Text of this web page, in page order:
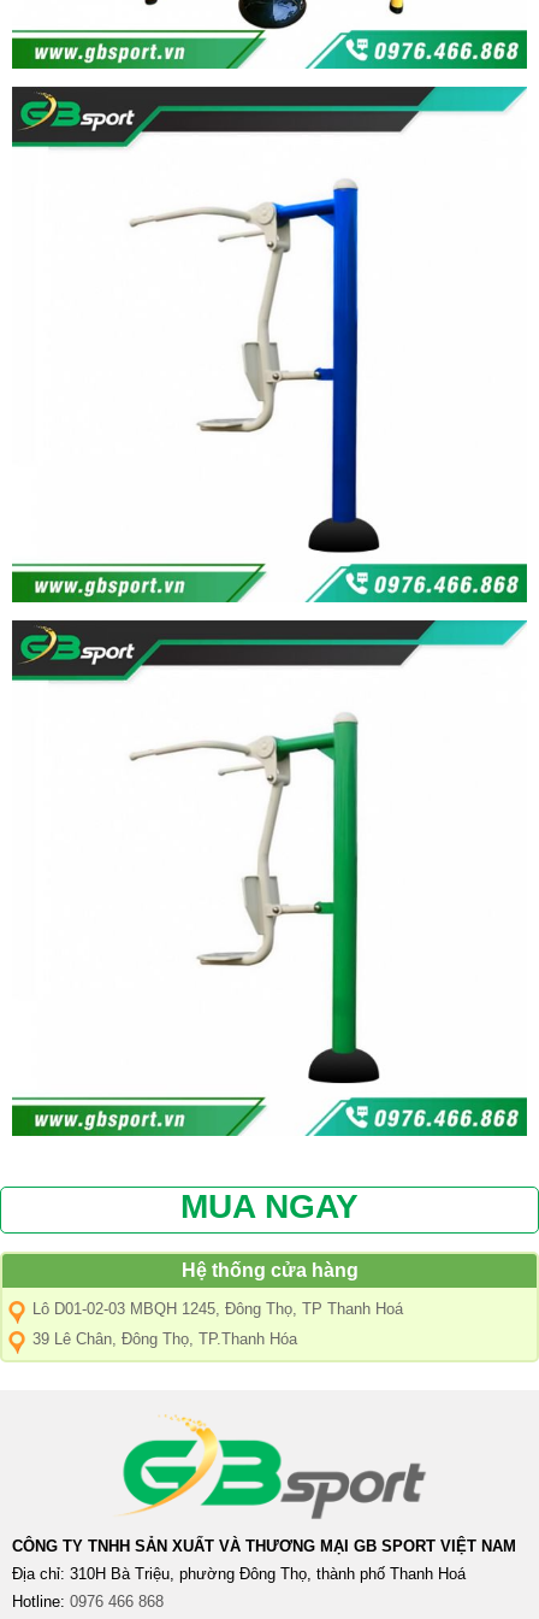
MUA NGAY
Hệ thống cửa hàng
Lô D01-02-03 MBQH 1245, Đông Thọ, TP Thanh Hoá
39 Lê Chân, Đông Thọ, TP.Thanh Hóa
CÔNG TY TNHH SẢN XUẤT VÀ THƯƠNG MẠI GB SPORT VIỆT NAM
Địa chỉ: 310H Bà Triệu, phường Đông Thọ, thành phố Thanh Hoá
Hotline: 0976 466 868​